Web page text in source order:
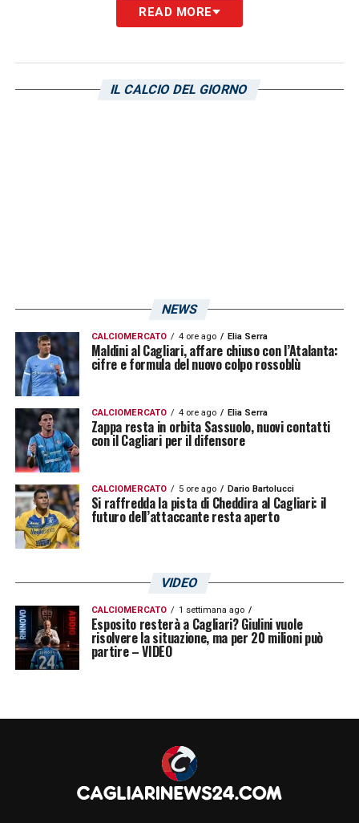
Politanoche mette palla al centro
centrocampista delNewcastleè bravo a
respingere in rete alle spalle diBaumann.
READ MORE
IL CALCIO DEL GIORNO
NEWS
CALCIOMERCATO 4 ore ago Elia Serra
Maldini al Cagliari, affare chiuso con l’Atalanta:
cifre e formula del nuovo colpo rossoblù
CALCIOMERCATO 4 ore ago Elia Serra
Zappa resta in orbita Sassuolo, nuovi contatti
con il Cagliari per il difensore
CALCIOMERCATO 5 ore ago Dario Bartolucci
Si raffredda la pista di Cheddira al Cagliari: il
futuro dell’attaccante resta aperto
VIDEO
CALCIOMERCATO 1 settimana ago
Esposito resterà a Cagliari? Giulini vuole
risolvere la situazione, ma per 20 milioni può
partire – VIDEO